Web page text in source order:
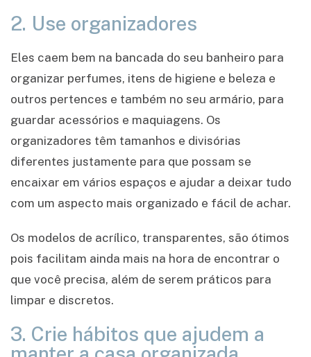
2. Use organizadores
Eles caem bem na bancada do seu banheiro para
organizar perfumes, itens de higiene e beleza e
outros pertences e também no seu armário, para
guardar acessórios e maquiagens. Os
organizadores têm tamanhos e divisórias
diferentes justamente para que possam se
encaixar em vários espaços e ajudar a deixar tudo
com um aspecto mais organizado e fácil de achar.
Os modelos de acrílico, transparentes, são ótimos
pois facilitam ainda mais na hora de encontrar o
que você precisa, além de serem práticos para
limpar e discretos.
3. Crie hábitos que ajudem a